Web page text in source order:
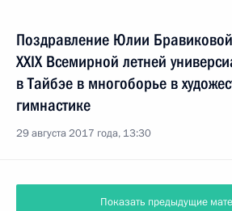
Поздравление Юлии
XXIX Всемирной летней
в Тайбэе в многоборье в
гимнастике
29 августа 2017 года, 13:30
Показать предыдущие